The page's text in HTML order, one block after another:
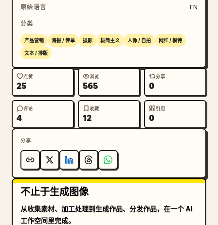
原始语言 EN
分类
产品营销 海报 / 传单 摄影 极简主义 人像 / 自拍 网红 / 模特
文本 / 排版
点赞
25
浏览
565
分享
0
评论
4
收藏
12
引用
0
分享
不止于生成图像
从收集素材、加工处理到生成作品、分发作品，在一个 AI
工作空间里完成。